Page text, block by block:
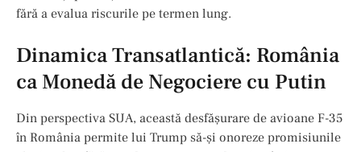
fără a evalua riscurile pe termen lung.
Dinamica Transatlantică: România
ca Monedă de Negociere cu Putin
Din perspectiva SUA, această desfășurare de avioane F-35
în România permite lui Trump să-și onoreze promisiunile